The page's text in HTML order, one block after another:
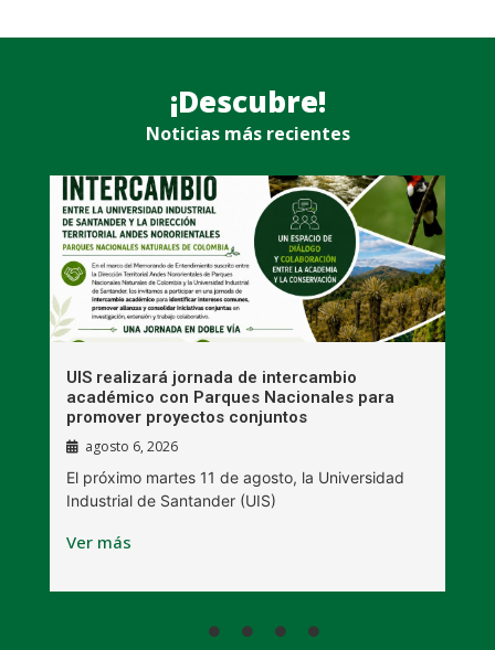
¡Descubre!
Noticias más recientes
UIS realizará jornada de intercambio
académico con Parques Nacionales para
promover proyectos conjuntos
agosto 6, 2026
El próximo martes 11 de agosto, la Universidad
Industrial de Santander (UIS)
Ver más